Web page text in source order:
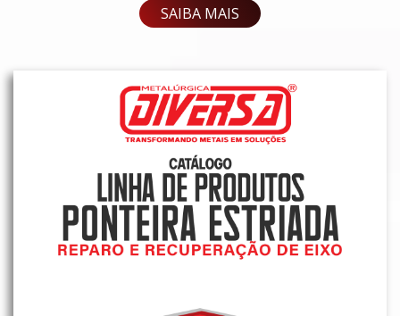
SAIBA MAIS